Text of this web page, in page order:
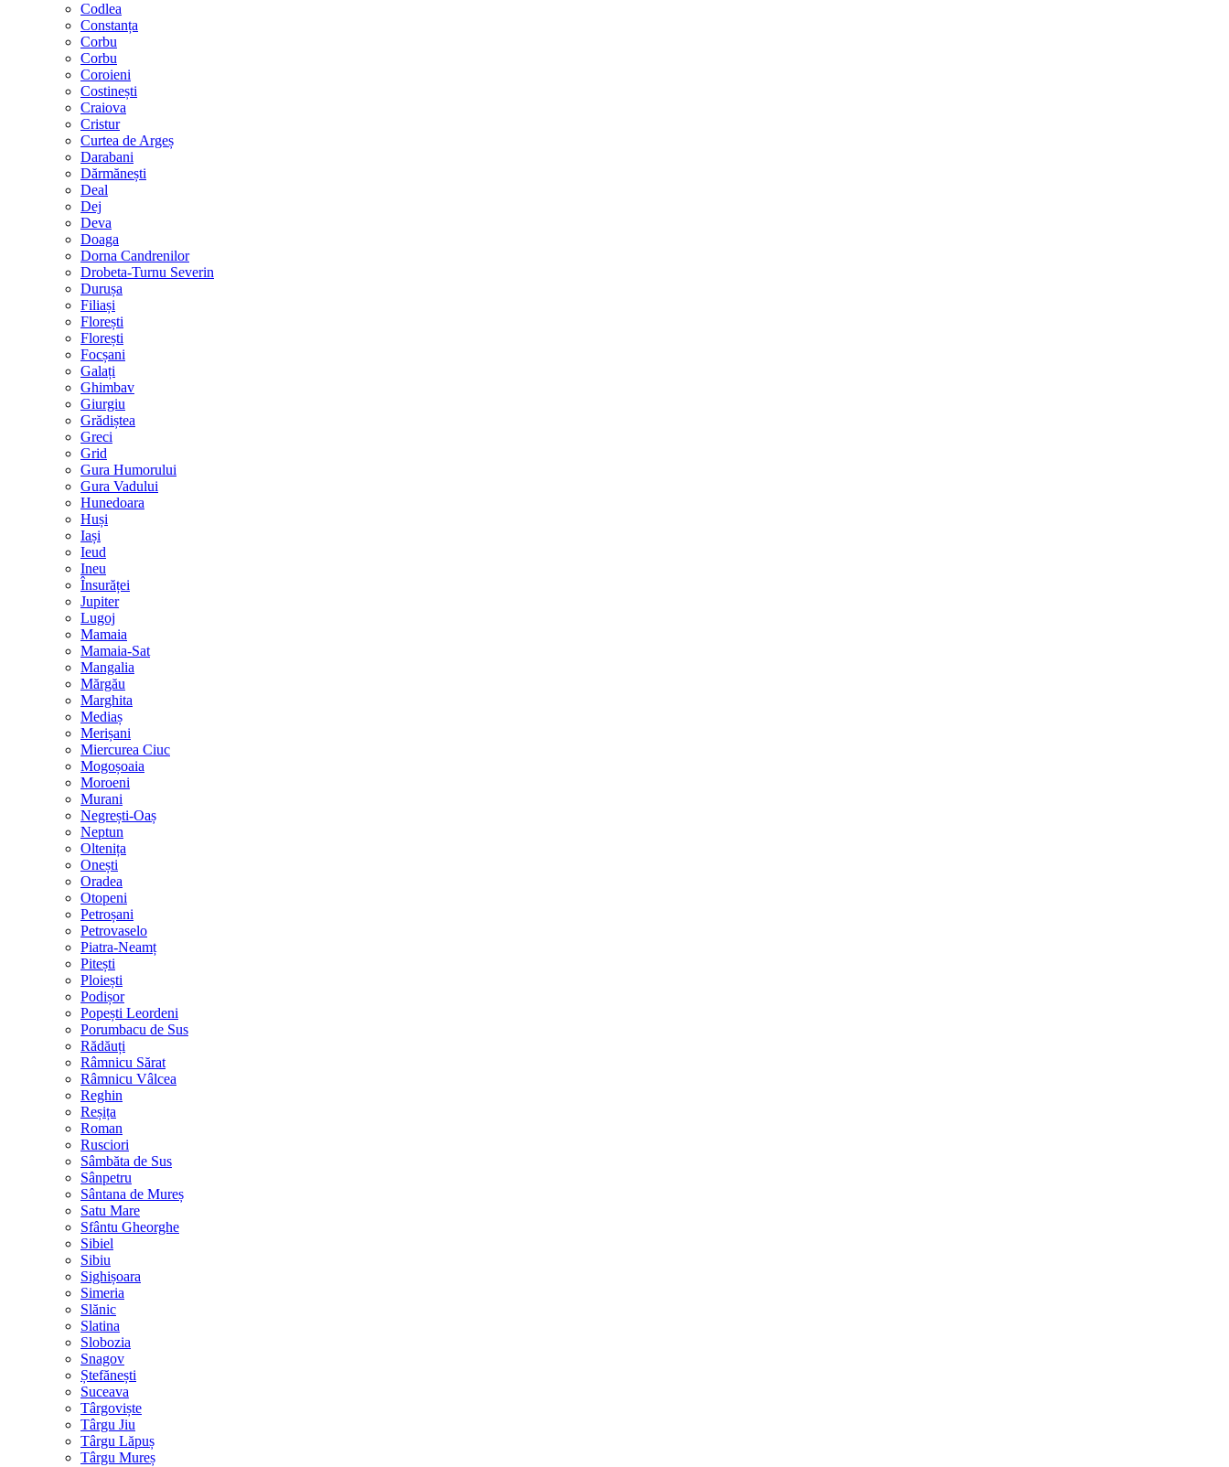
Codlea
Constanța
Corbu
Corbu
Coroieni
Costinești
Craiova
Cristur
Curtea de Argeș
Darabani
Dărmănești
Deal
Dej
Deva
Doaga
Dorna Candrenilor
Drobeta-Turnu Severin
Durușa
Filiași
Florești
Florești
Focșani
Galați
Ghimbav
Giurgiu
Grădiștea
Greci
Grid
Gura Humorului
Gura Vadului
Hunedoara
Huși
Iași
Ieud
Ineu
Însurăței
Jupiter
Lugoj
Mamaia
Mamaia-Sat
Mangalia
Mărgău
Marghita
Mediaș
Merișani
Miercurea Ciuc
Mogoșoaia
Moroeni
Murani
Negrești-Oaș
Neptun
Oltenița
Onești
Oradea
Otopeni
Petroșani
Petrovaselo
Piatra-Neamț
Pitești
Ploiești
Podișor
Popești Leordeni
Porumbacu de Sus
Rădăuți
Râmnicu Sărat
Râmnicu Vâlcea
Reghin
Reșița
Roman
Rusciori
Sâmbăta de Sus
Sânpetru
Sântana de Mureș
Satu Mare
Sfântu Gheorghe
Sibiel
Sibiu
Sighișoara
Simeria
Slănic
Slatina
Slobozia
Snagov
Ștefănești
Suceava
Târgoviște
Târgu Jiu
Târgu Lăpuș
Târgu Mureș